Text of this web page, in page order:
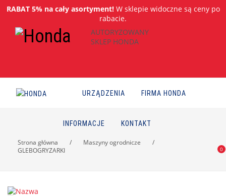
RABAT 5% na cały asortyment!W sklepie widoczne są ceny po
rabacie.
AUTORYZOWANY
SKLEP HONDA
URZĄDZENIA FIRMA HONDA
INFORMACJE KONTAKT
0
Strona główna / Maszyny ogrodnicze
/
GLEBOGRYZARKI